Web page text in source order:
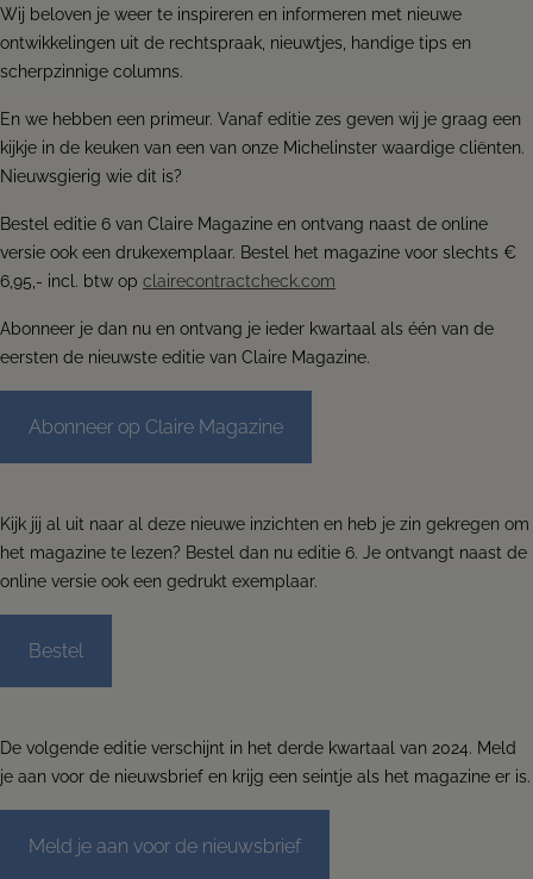
Wij beloven je weer te inspireren en informeren met nieuwe
ontwikkelingen uit de rechtspraak, nieuwtjes, handige tips en
scherpzinnige columns.
En we hebben een primeur. Vanaf editie zes geven wij je graag een
kijkje in de keuken van een van onze Michelinster waardige cliënten.
Nieuwsgierig wie dit is?
Bestel editie 6 van Claire Magazine en ontvang naast de online
versie ook een drukexemplaar. Bestel het magazine voor slechts €
6,95,- incl. btw op clairecontractcheck.com
Abonneer je dan nu en ontvang je ieder kwartaal als één van de
eersten de nieuwste editie van Claire Magazine.
Abonneer op Claire Magazine
Kijk jij al uit naar al deze nieuwe inzichten en heb je zin gekregen om
het magazine te lezen? Bestel dan nu editie 6. Je ontvangt naast de
online versie ook een gedrukt exemplaar.
Bestel
De volgende editie verschijnt in het derde kwartaal van 2024. Meld
je aan voor de nieuwsbrief en krijg een seintje als het magazine er is.
Meld je aan voor de nieuwsbrief